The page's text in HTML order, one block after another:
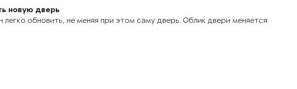
новую дверь
легко обновить, не меняя при этом саму дверь. Облик двери меняется